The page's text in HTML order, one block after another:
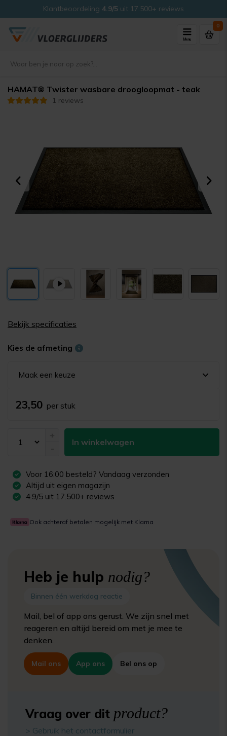
Klantbeoordeling 4.9/5 uit 17.500+ reviews
Menu
0
HAMAT® Twister wasbare droogloopmat - teak
1 reviews
Bekijk specificaties
Kies de afmeting
Maak een keuze
23,50 per stuk
In winkelwagen
Voor 16:00 besteld? Vandaag verzonden
Altijd uit eigen magazijn
4.9/5 uit 17.500+ reviews
Ook achteraf betalen mogelijk met Klarna
Heb je hulp nodig?
Binnen één werkdag reactie
Mail, bel of app ons gerust. We zijn snel met
reageren en altijd bereid om met je mee te
denken.
Mail ons App ons Bel ons op
Vraag over dit product?
> Gebruik het contactformulier